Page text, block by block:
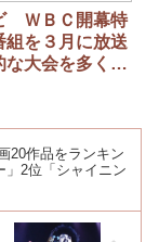
ＷＢＣ開幕特
組を３月に放送
な大会を多くの
20作品をランキン
2位「シャイニン